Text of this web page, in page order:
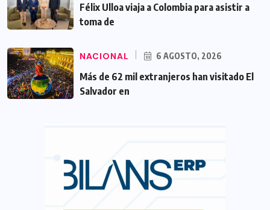
Félix Ulloa viaja a Colombia para asistir a
toma de
NACIONAL 6 AGOSTO, 2026
Más de 62 mil extranjeros han visitado El
Salvador en